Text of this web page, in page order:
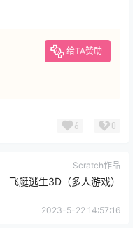
给TA赞助
6 0
Scratch作品
飞艇逃生3D（多人游戏）
2023-5-22 14:57:16